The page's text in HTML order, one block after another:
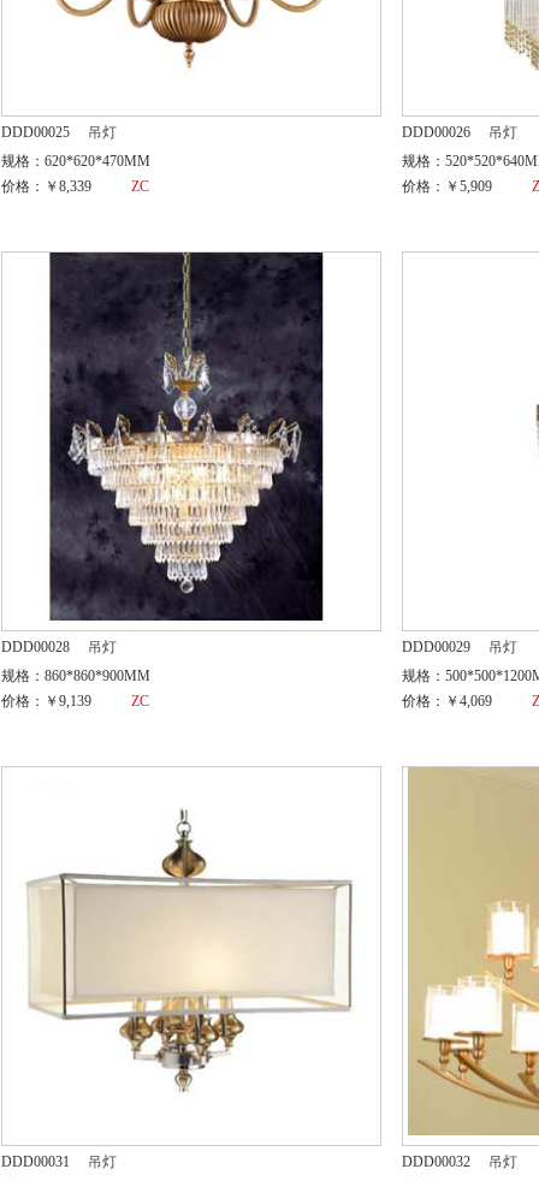
DDD00025
吊灯
规格：620*620*470MM
价格：￥8,339
ZC
DDD00026
吊灯
规格：
价格：￥5,909
DDD00028
吊灯
规格：860*860*900MM
价格：￥9,139
ZC
DDD00029
吊灯
规格：
价格：￥4,069
DDD00031
吊灯
DDD00032
吊灯